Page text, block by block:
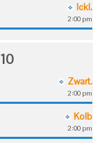
Ickl.
2:00 pm
10
Zwart.
2:00 pm
Kolb
2:00 pm